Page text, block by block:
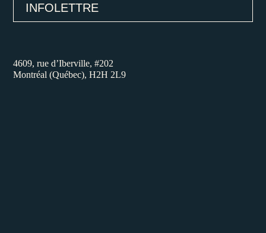
INFOLETTRE
4609, rue d’Iberville, #202
Montréal (Québec), H2H 2L9